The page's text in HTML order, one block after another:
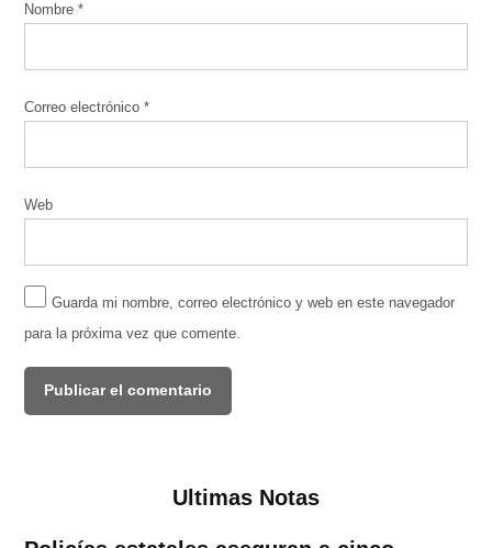
Nombre*
Correo electrónico*
Web
Guarda mi nombre, correo electrónico y web en este navegador
para la próxima vez que comente.
Ultimas Notas